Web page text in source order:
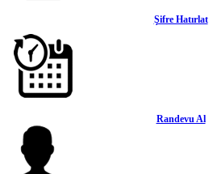
Şifre Hatırlat
Randevu Al